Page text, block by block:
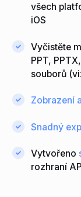
všech
iOS
Vyčistěte
PPT,
souborů
Zobrazení
Snadný
Vytvořeno
rozhraní